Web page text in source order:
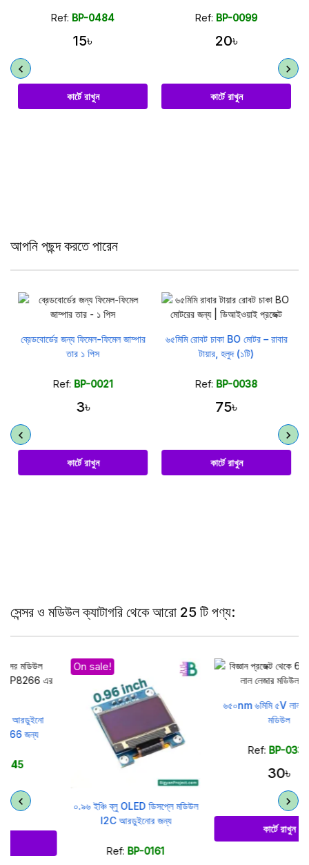
Ref: BP-0484
15৳
কার্টে রাখুন
Ref: BP-0099
20৳
কার্টে রাখুন
আপনি পছন্দ করতে পারেন
ব্রেডবোর্ডের জন্য ফিমেল-ফিমেল জাম্পার
তার ১ পিস
Ref: BP-0021
3৳
কার্টে রাখুন
৬৫মিমি রোবট চাকা BO মোটর – রাবার
টায়ার, হলুদ (১টি)
Ref: BP-0038
75৳
কার্টে রাখুন
সেন্সর ও মডিউল ক্যাটাগরি থেকে আরো 25 টি পণ্য:
On sale!
০.৯৬ ইঞ্চি ব্লু OLED ডিসপ্লে মডিউল
I2C আরডুইনোর জন্য
BP-0161
৬৫০nm ৬মিমি ৫V লাল লেজার ডট
BP-0334